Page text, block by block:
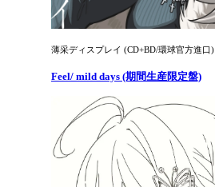
薄采ディスプレイ (CD+BD/環球官方進口)
Feel/ mild days (期間生産限定盤)